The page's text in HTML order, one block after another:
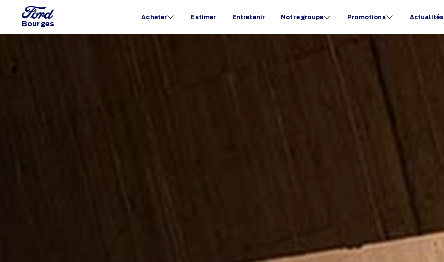
Bourges
Acheter Estimer Entretenir Notre groupe Promotions Actualités